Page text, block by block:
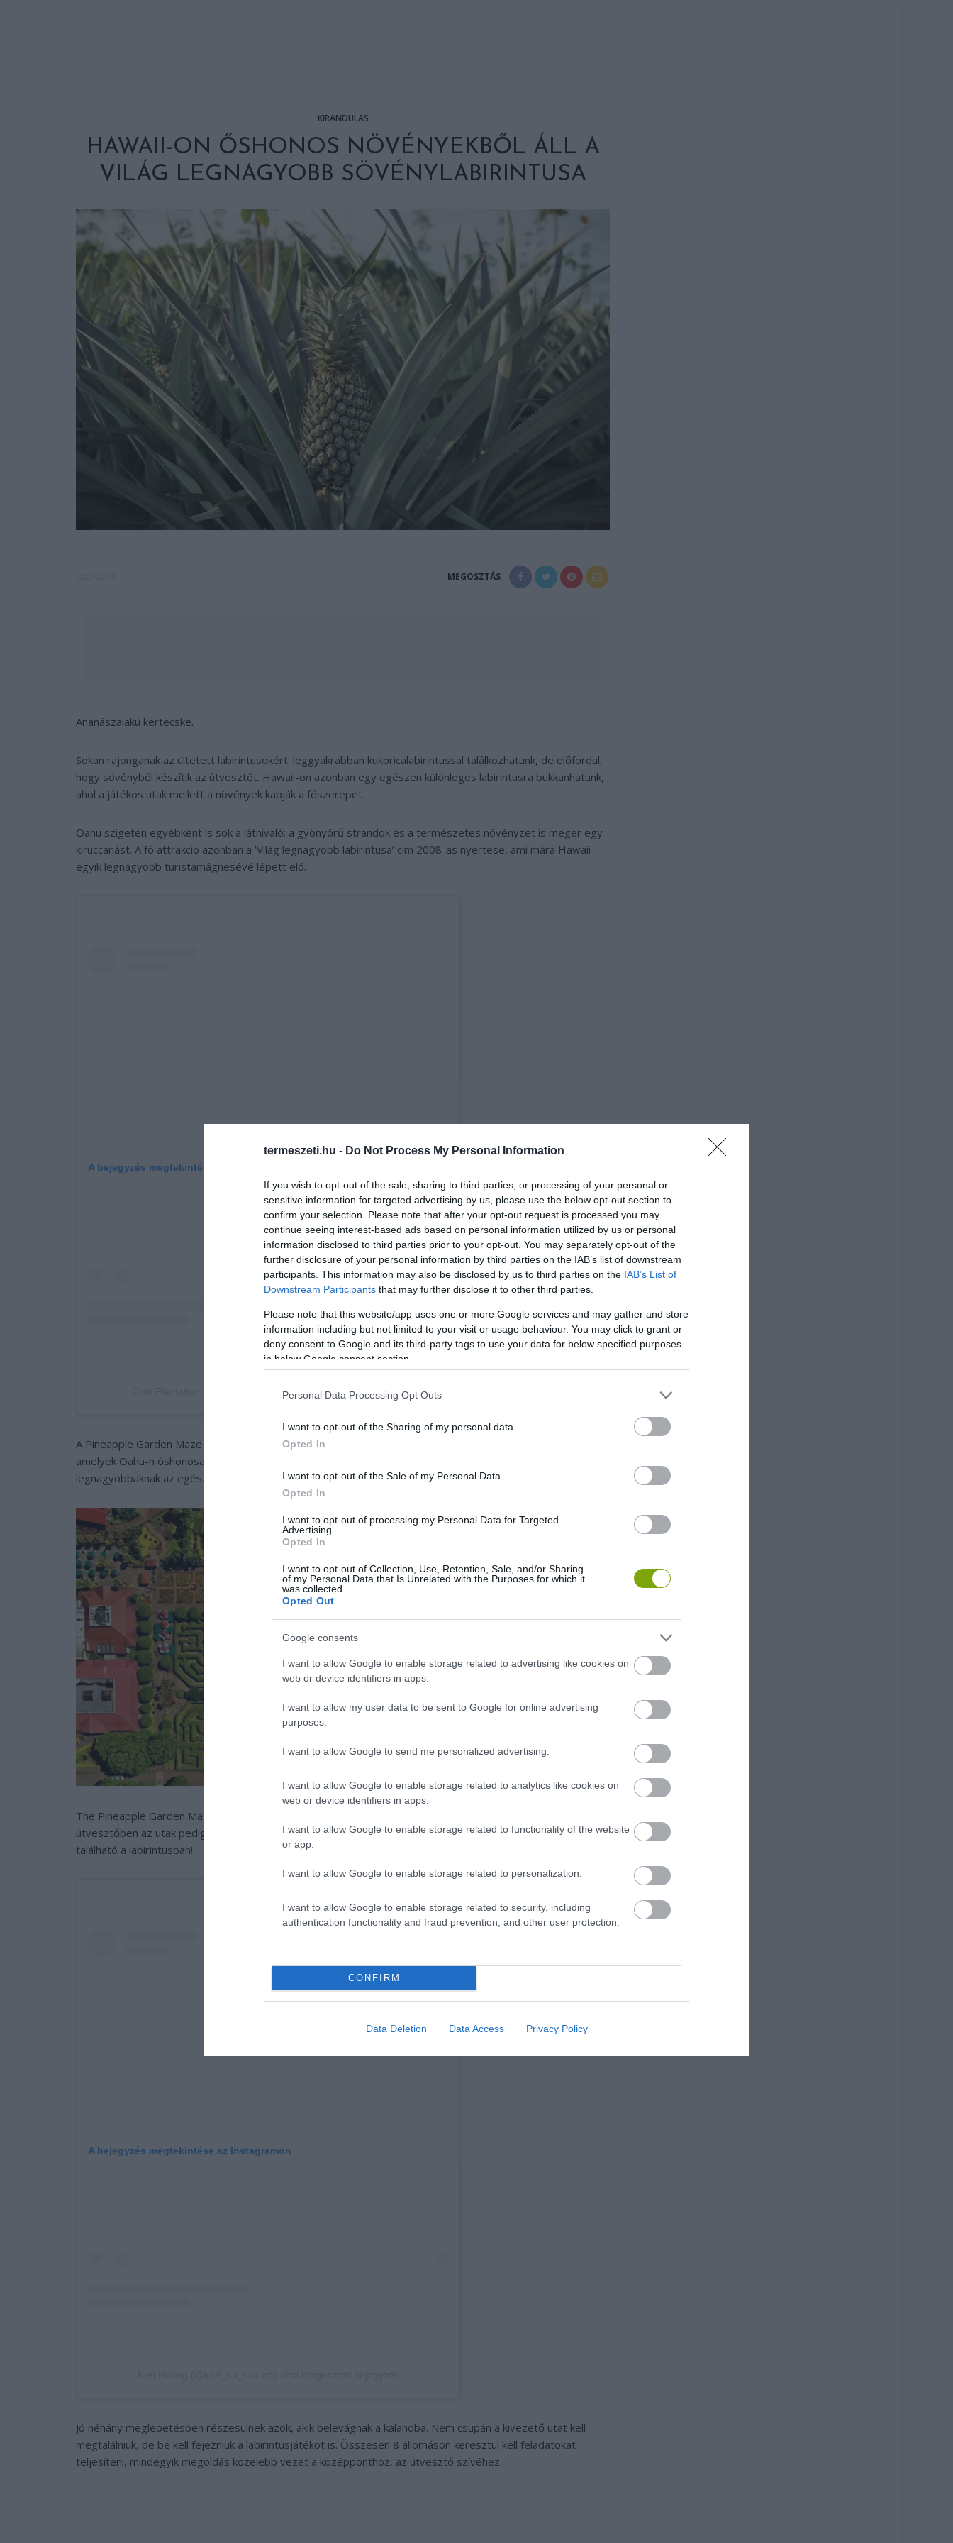
termeszeti.hu - Do Not Process My Personal Information
If you wish to opt-out of the sale, sharing to third parties, or processing of your personal or
sensitive information for targeted advertising by us, please use the below opt-out section to
confirm your selection. Please note that after your opt-out request is processed you may
continue seeing interest-based ads based on personal information utilized by us or personal
information disclosed to third parties prior to your opt-out. You may separately opt-out of the
further disclosure of your personal information by third parties on the IAB’s list of downstream
participants. This information may also be disclosed by us to third parties on the IAB’s List of
Downstream Participants that may further disclose it to other third parties.
Please note that this website/app uses one or more Google services and may gather and store
information including but not limited to your visit or usage behaviour. You may click to grant or
deny consent to Google and its third-party tags to use your data for below specified purposes
in below Google consent section.
Personal Data Processing Opt Outs
I want to opt-out of the Sharing of my personal data.
Opted In
I want to opt-out of the Sale of my Personal Data.
Opted In
I want to opt-out of processing my Personal Data for Targeted
Advertising.
Opted In
I want to opt-out of Collection, Use, Retention, Sale, and/or Sharing
of my Personal Data that Is Unrelated with the Purposes for which it
was collected.
Opted Out
Google consents
I want to allow Google to enable storage related to advertising like cookies on
web or device identifiers in apps.
I want to allow my user data to be sent to Google for online advertising
purposes.
I want to allow Google to send me personalized advertising.
I want to allow Google to enable storage related to analytics like cookies on
web or device identifiers in apps.
I want to allow Google to enable storage related to functionality of the website
or app.
I want to allow Google to enable storage related to personalization.
I want to allow Google to enable storage related to security, including
authentication functionality and fraud prevention, and other user protection.
CONFIRM
Data Deletion Data Access Privacy Policy
KIRÁNDULÁS
HAWAII-ON ŐSHONOS NÖVÉNYEKBŐL ÁLL A
VILÁG LEGNAGYOBB SÖVÉNYLABIRINTUSA
MEGOSZTÁS
Ananászalakú kertecske.
Sokan rajonganak az ültetett labirintusokért: leggyakrabban kukoricalabirintussal találkozhatunk, de előfordul,
hogy sövényből készítik az útvesztőt. Hawaii-on azonban egy egészen különleges labirintusra bukkanhatunk,
ahol a játékos utak mellett a növények kapják a főszerepet.
Oahu szigetén egyébként is sok a látnivaló: a gyönyörű strandok és a természetes növényzet is megér egy
kiruccanást. A fő attrakció azonban a ’Világ legnagyobb labirintusa’ cím 2008-as nyertese, ami mára Hawaii
egyik legnagyobb turistamágnesévé lépett elő.
A bejegyzés megtekintése az Instagramon
Dole Plantation (@doleplantation) által megosztott bejegyzés
A Pineapple Garden Maze (Ananászkert labirintus) az egész világon egyedülálló, olyan növényekkel van tele,
amelyek Oahu-n őshonosak. Valamikor a legnagyobb labirintusa volt, de még jelenleg is egyike a
legnagyobbaknak az egész világon.
The Pineapple Garden Maze eredetileg 1998-ban nyitotta meg a kapuit. A birtok 1,2 hektáron terül el, az
útvesztőben az utak pedig több, mint 4 km hosszan tekeregnek. Több, mint 14 ezer őshonos hawaii-i növény
található a labirintusban!
A bejegyzés megtekintése az Instagramon
Jó néhány meglepetésben részesülnek azok, akik belevágnak a kalandba. Nem csupán a kivezető utat kell
megtalálniuk, de be kell fejezniük a labirintusjátékot is. Összesen 8 állomáson keresztül kell feladatokat
teljesíteni, mindegyik megoldás közelebb vezet a középponthoz, az útvesztő szívéhez.